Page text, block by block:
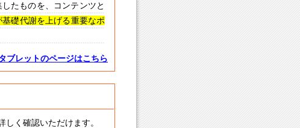
たものを、コンテンツと
礎代謝を上げる重要なポ
ブレットのページはこちら
く確認いただけます。